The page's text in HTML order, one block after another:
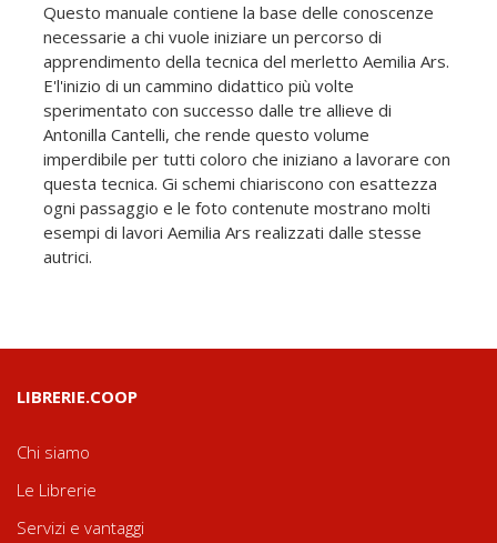
Questo manuale contiene la base delle conoscenze
necessarie a chi vuole iniziare un percorso di
apprendimento della tecnica del merletto Aemilia Ars.
E'l'inizio di un cammino didattico più volte
sperimentato con successo dalle tre allieve di
Antonilla Cantelli, che rende questo volume
imperdibile per tutti coloro che iniziano a lavorare con
questa tecnica. Gi schemi chiariscono con esattezza
ogni passaggio e le foto contenute mostrano molti
esempi di lavori Aemilia Ars realizzati dalle stesse
autrici.
LIBRERIE.COOP
Chi siamo
Le Librerie
Servizi e vantaggi